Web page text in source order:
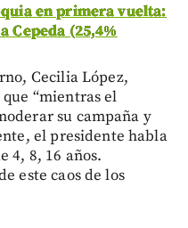
en primera vuelta:
Cepeda (25,4%
Cecilia López,
“mientras el
su campaña y
el presidente habla
4, 8, 16 años.
este caos de los